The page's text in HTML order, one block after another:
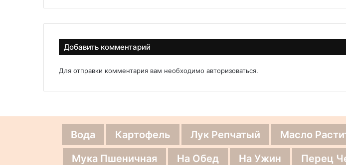
Добавить комментарий
Для отправки комментария вам необходимо авторизоваться.
Вода Картофель Лук Репчатый Масло
Мука Пшеничная
На Обед На Ужин Перец